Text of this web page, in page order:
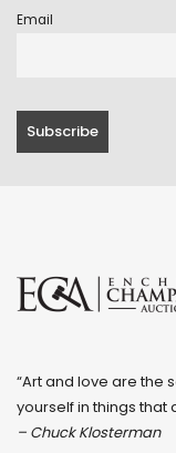
Email
“Art and love are the
yourself in things that
– Chuck Klosterman